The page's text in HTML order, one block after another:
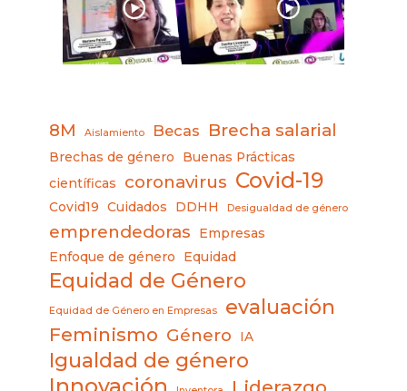
8M Aislamiento Becas Brecha salarial
Brechas de género
Buenas Prácticas
científicas
coronavirus Covid-19
Covid19 Cuidados DDHH Desigualdad de género
emprendedoras
Empresas
Enfoque de género
Equidad
Equidad de Género
Equidad de Género en Empresas evaluación
Feminismo Género IA
Igualdad de género